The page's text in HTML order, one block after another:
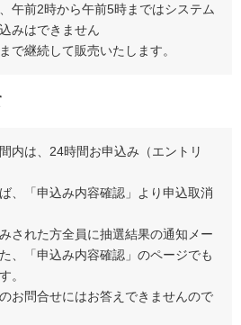
午前2時から午前5時まではシステム
みはできません
で継続して販売いたします。
内は、24時間お申込み（エントリ
、「申込み内容確認」より申込取消
された方全員に抽選結果の通知メー
、「申込み内容確認」のページでも
。
お問合せにはお答えできませんので